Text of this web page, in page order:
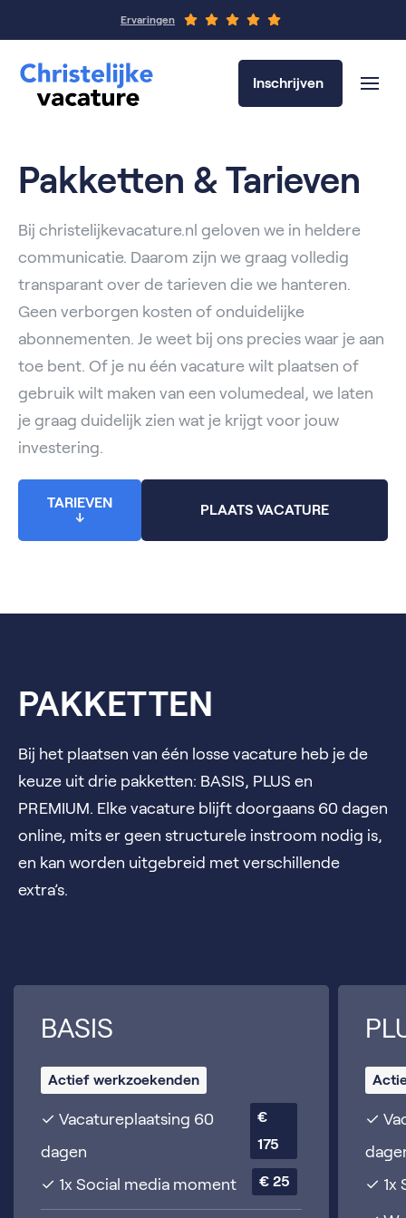
Ervaringen
Inschrijven
Pakketten & Tarieven
Bij christelijkevacature.nl geloven we in heldere
communicatie. Daarom zijn we graag volledig
transparant over de tarieven die we hanteren.
Geen verborgen kosten of onduidelijke
abonnementen. Je weet bij ons precies waar je aan
toe bent. Of je nu één vacature wilt plaatsen of
gebruik wilt maken van een volumedeal, we laten
je graag duidelijk zien wat je krijgt voor jouw
investering.
TARIEVEN
↓
PLAATS VACATURE
PAKKETTEN
Bij het plaatsen van één losse vacature heb je de
keuze uit drie pakketten: BASIS, PLUS en
PREMIUM. Elke vacature blijft doorgaans 60 dagen
online, mits er geen structurele instroom nodig is,
en kan worden uitgebreid met verschillende
extra’s.
BASIS
Actief werkzoekenden
✓ Vacatureplaatsing 60
dagen
€
175
✓ 1x Social media moment € 25
✓
✓ 1x